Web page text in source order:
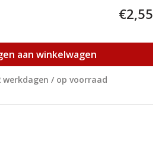
€2,55
aan winkelwagen
/ op voorraad